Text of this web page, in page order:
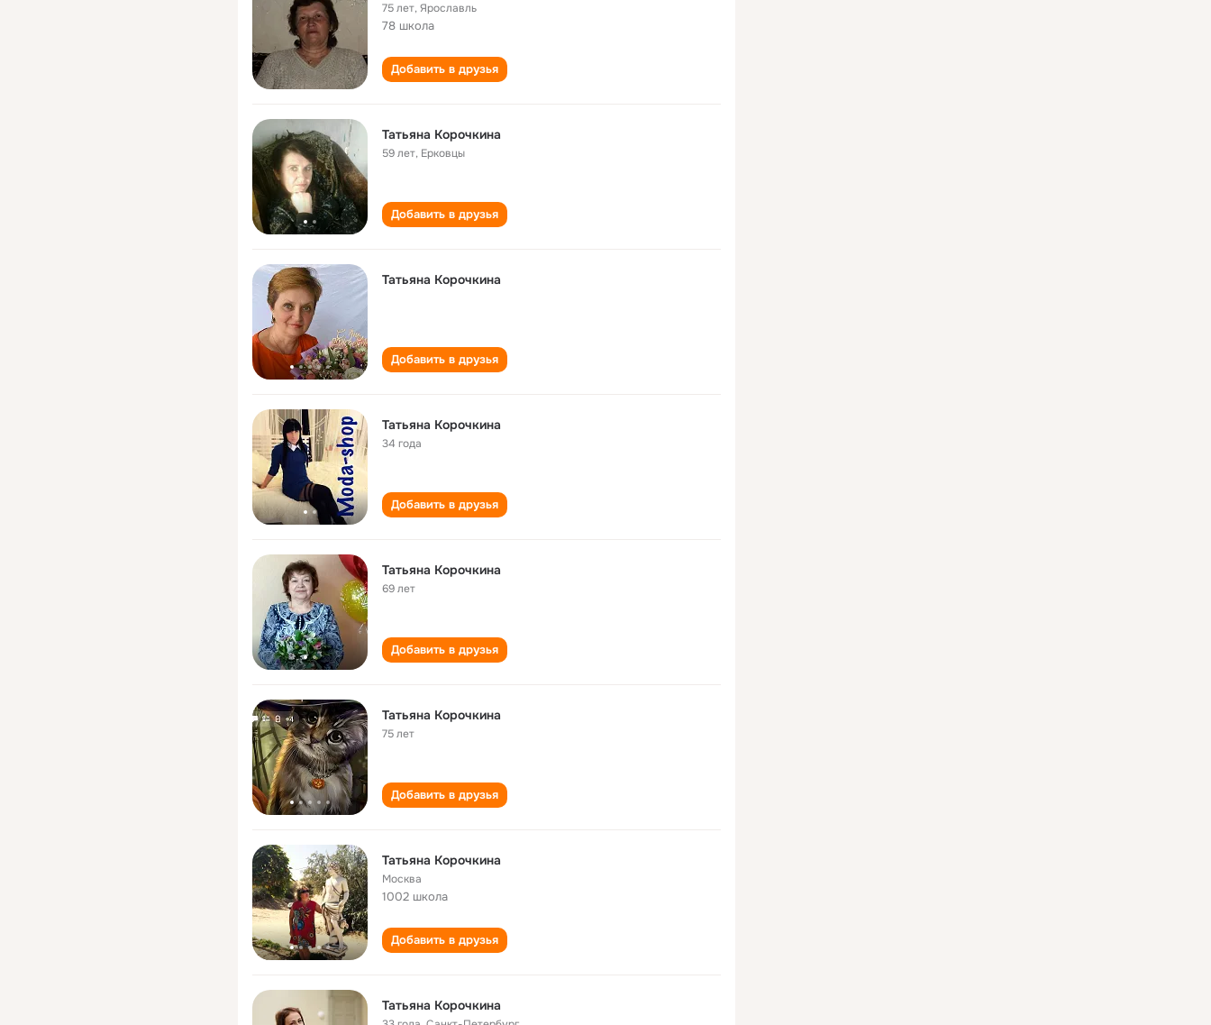
75 лет,Ярославль
78 школа
Добавить в друзья
Татьяна Корочкина
59 лет, Ерковцы
Добавить в друзья
Татьяна Корочкина
Добавить в друзья
Татьяна Корочкина
34 года
Добавить в друзья
Татьяна Корочкина
69 лет
Добавить в друзья
Татьяна Корочкина
75 лет
Добавить в друзья
Татьяна Корочкина
Москва
1002 школа
Добавить в друзья
Татьяна Корочкина